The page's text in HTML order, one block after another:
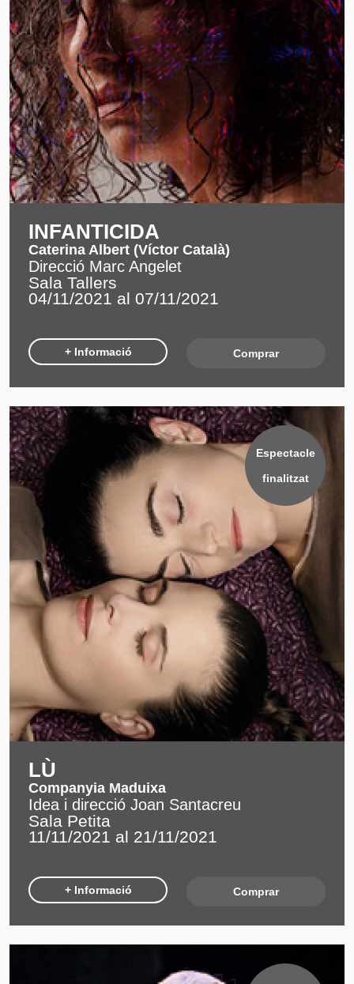
INFANTICIDA
Caterina Albert (Víctor Català)
Direcció Marc Angelet
Sala Tallers
04/11/2021 al 07/11/2021
+ Informació Comprar
Espectacle
finalitzat
LÙ
Companyia Maduixa
Idea i direcció Joan Santacreu
Sala Petita
11/11/2021 al 21/11/2021
+ Informació Comprar